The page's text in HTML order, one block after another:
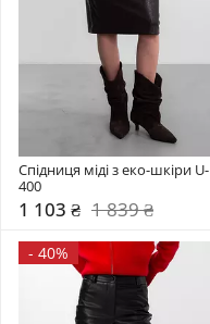
Спідниця міді з еко-шкіри U-
400
1 103 ₴ 1 839 ₴
- 40%